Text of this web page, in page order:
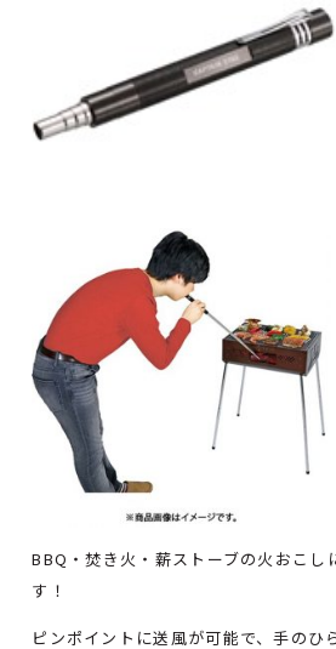
BBQ・焚き火・薪ストーブの火おこし
す！
ピンポイントに送風が可能で、手のひ